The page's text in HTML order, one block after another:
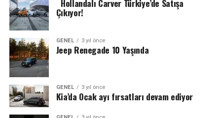
Hollandalı Carver Türkiye’de Satışa
Çıkıyor!
GENEL 3 yıl önce
Jeep Renegade 10 Yaşında
GENEL 3 yıl önce
Kia’da Ocak ayı fırsatları devam ediyor